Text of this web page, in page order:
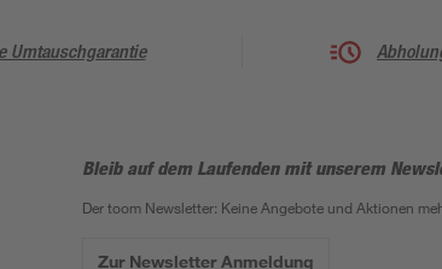
Umtauschgarantie
Bleib auf dem Laufenden mit unserem
Der toom Newsletter: Keine Angebote und Aktionen
Zur Newsletter Anmeldung